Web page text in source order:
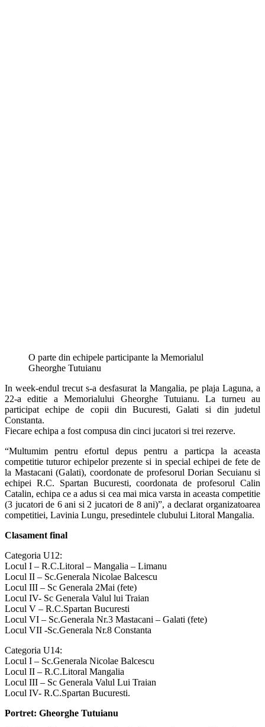
O parte din echipele participante la Memorialul
Gheorghe Tutuianu
In week-endul trecut s-a desfasurat la Mangalia, pe plaja Laguna, a
22-a editie a Memorialului Gheorghe Tutuianu. La turneu au
participat echipe de copii din Bucuresti, Galati si din judetul
Constanta.
Fiecare echipa a fost compusa din cinci jucatori si trei rezerve.
“Multumim pentru efortul depus pentru a particpa la aceasta
competitie tuturor echipelor prezente si in special echipei de fete de
la Mastacani (Galati), coordonate de profesorul Dorian Secuianu si
echipei R.C. Spartan Bucuresti, coordonata de profesorul Calin
Catalin, echipa ce a adus si cea mai mica varsta in aceasta competitie
(3 jucatori de 6 ani si 2 jucatori de 8 ani)”, a declarat organizatoarea
competitiei, Lavinia Lungu, presedintele clubului Litoral Mangalia.
Clasament final
Categoria U12:
Locul I – R.C.Litoral – Mangalia – Limanu
Locul II – Sc.Generala Nicolae Balcescu
Locul III – Sc Generala 2Mai (fete)
Locul IV- Sc Generala Valul lui Traian
Locul V – R.C.Spartan Bucuresti
Locul VI – Sc.Generala Nr.3 Mastacani – Galati (fete)
Locul VII -Sc.Generala Nr.8 Constanta
Categoria U14:
Locul I – Sc.Generala Nicolae Balcescu
Locul II – R.C.Litoral Mangalia
Locul III – Sc Generala Valul Lui Traian
Locul IV- R.C.Spartan Bucuresti.
Portret: Gheorghe Tutuianu